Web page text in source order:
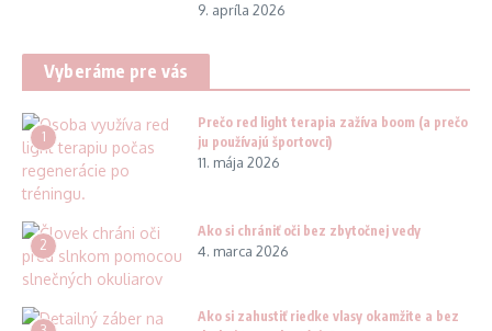
9. apríla 2026
Vyberáme pre vás
1
Prečo red light terapia zažíva boom (a prečo
ju používajú športovci)
11. mája 2026
2
Ako si chrániť oči bez zbytočnej vedy
4. marca 2026
Ako si zahustiť riedke vlasy okamžite a bez